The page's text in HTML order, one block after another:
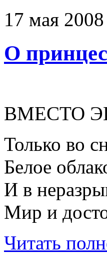
17 мая 2008
О
ВМЕСТО
Только во
Белое
И в
Мир и
Читать